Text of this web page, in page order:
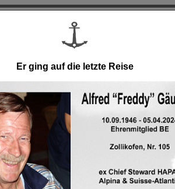
Er ging auf die letzte Reise